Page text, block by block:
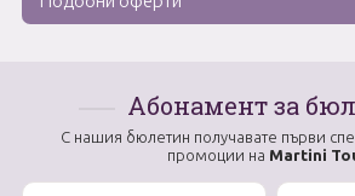
Абонамент за
С нашия бюлетин получавате първи
промоции на Martini